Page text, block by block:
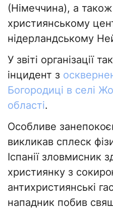
(Німеччина), а
християнському
нідерландському
У звіті організації
інцидент з
Богородиці в селі
області.
Особливе
викликав сплеск
Іспанії зловмисник
християнку з
антихристиянські
нападник побив